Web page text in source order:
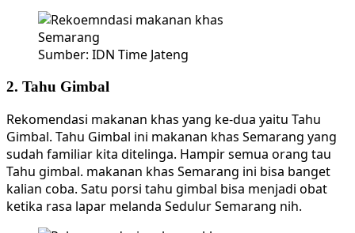
Sumber: IDN Time Jateng
2. Tahu Gimbal
Rekomendasi makanan khas yang ke-dua yaitu Tahu
Gimbal. Tahu Gimbal ini makanan khas Semarang yang
sudah familiar kita ditelinga. Hampir semua orang tau
Tahu gimbal. makanan khas Semarang ini bisa banget
kalian coba. Satu porsi tahu gimbal bisa menjadi obat
ketika rasa lapar melanda Sedulur Semarang nih.